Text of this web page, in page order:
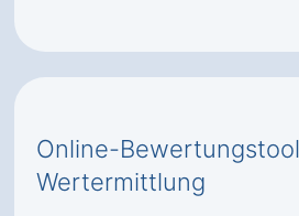
Online-
Wertermittlung